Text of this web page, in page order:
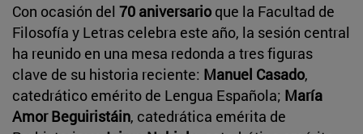
Con ocasión del 70 aniversario que la Facultad de
Filosofía y Letras celebra este año, la sesión central
ha reunido en una mesa redonda a tres figuras
clave de su historia reciente: Manuel Casado,
catedrático emérito de Lengua Española; María
Amor Beguiristáin, catedrática emérita de